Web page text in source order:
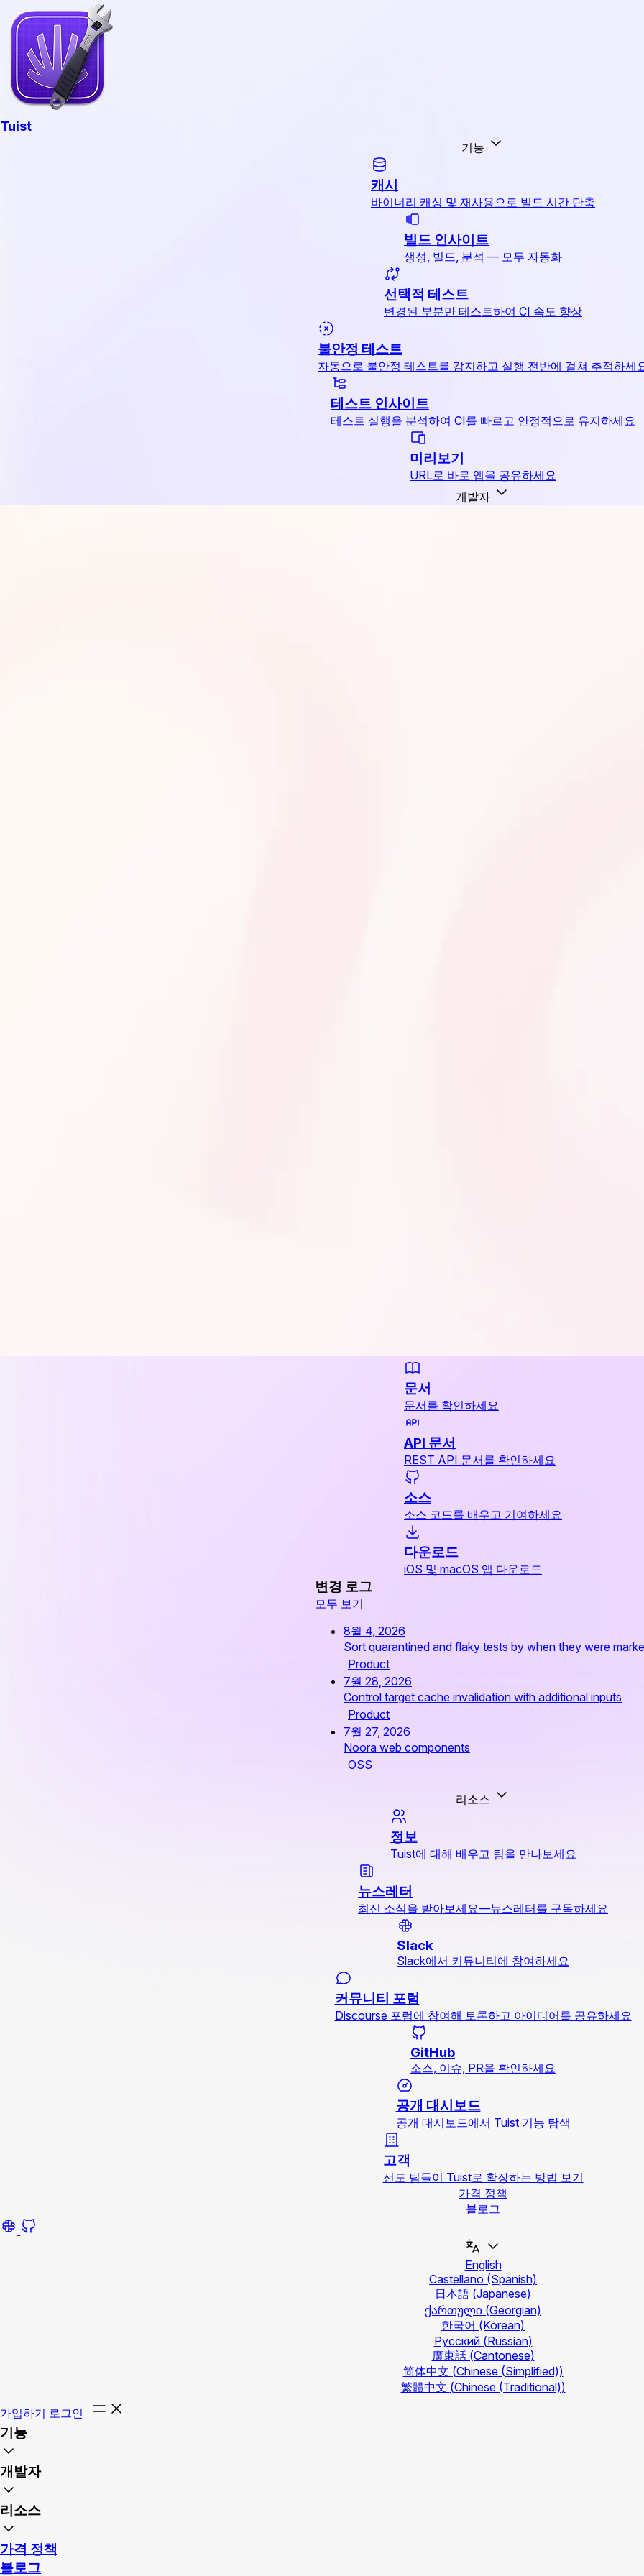
Tuist
기능
캐시
바이너리 캐싱 및 재사용으로 빌드 시간 단축
빌드 인사이트
생성, 빌드, 분석 — 모두 자동화
선택적 테스트
변경된 부분만 테스트하여 CI 속도 향상
불안정 테스트
자동으로 불안정 테스트를 감지하고 실행 전반에 걸쳐 추적하세
테스트 인사이트
테스트 실행을 분석하여 CI를 빠르고 안정적으로 유지하세요
미리보기
URL로 바로 앱을 공유하세요
개발자
문서
문서를 확인하세요
API 문서
REST API 문서를 확인하세요
소스
소스 코드를 배우고 기여하세요
다운로드
iOS 및 macOS 앱 다운로드
변경 로그
모두 보기
8월 4, 2026
Sort quarantined and flaky tests by when they were
Product
7월 28, 2026
Control target cache invalidation with additional inputs
Product
7월 27, 2026
Noora web components
OSS
리소스
정보
Tuist에 대해 배우고 팀을 만나보세요
뉴스레터
최신 소식을 받아보세요—뉴스레터를 구독하세요
Slack
Slack에서 커뮤니티에 참여하세요
커뮤니티 포럼
Discourse 포럼에 참여해 토론하고 아이디어를 공유하세요
GitHub
소스, 이슈, PR을 확인하세요
공개 대시보드
공개 대시보드에서 Tuist 기능 탐색
고객
선도 팀들이 Tuist로 확장하는 방법 보기
가격 정책
블로그
English
Castellano (Spanish)
日本語 (Japanese)
ქართული (Georgian)
한국어 (Korean)
Русский (Russian)
廣東話 (Cantonese)
简体中文 (Chinese (Simplified))
繁體中文 (Chinese (Traditional))
가입하기 로그인
기능
개발자
리소스
가격 정책
블로그